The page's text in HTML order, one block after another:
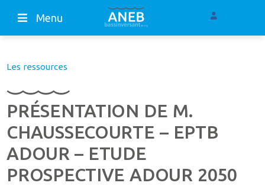
Menu
Les ressources
PRÉSENTATION DE M.
CHAUSSECOURTE – EPTB
ADOUR – ETUDE
PROSPECTIVE ADOUR 2050